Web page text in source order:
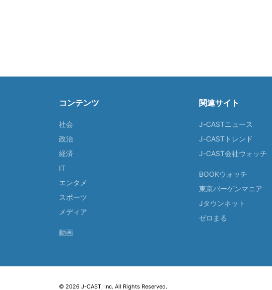
コンテンツ
社会
政治
経済
IT
エンタメ
スポーツ
メディア
動画
関連サイト
J-CASTニュース
J-CASTトレンド
J-CAST会社ウォッチ
BOOKウォッチ
東京バーゲンマニア
Jタウンネット
ゼロまる
© 2026 J-CAST, Inc. All Rights Reserved.